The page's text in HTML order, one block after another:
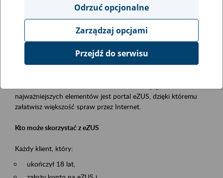
obsługa klientów
Event description
Platforma Usług Elektronicznych ZUS eZUS
najważniejszych elementów jest portal eZUS, dzięki któremu
załatwisz większość spraw przez Internet.
Kto może skorzystać z eZUS
Każdy klient, który:
ukończył 18 lat,
Odrzuć opcjonalne
Zarządzaj opcjami
Przejdź do serwisu